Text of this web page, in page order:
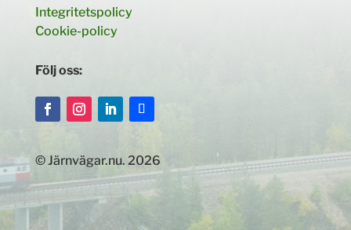
Integritetspolicy
Cookie-policy
Följ oss:
© Järnvägar.nu. 2026